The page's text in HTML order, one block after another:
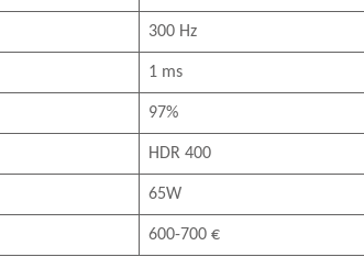
300 Hz
1 ms
97%
HDR 400
65W
600-700 €